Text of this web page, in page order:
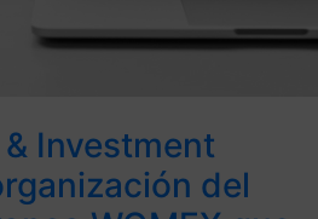
Investment
del